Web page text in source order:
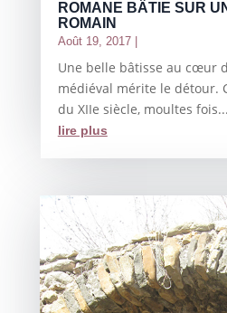
ROMANE BÂTIE SUR
ROMAIN
Août 19, 2017|
Une belle bâtisse au cœur
médiéval mérite le détour.
du XIIe siècle, moultes fois...
lire plus